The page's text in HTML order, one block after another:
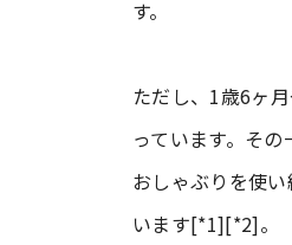
す。
ただし、1歳6ヶ
っています。そ
おしゃぶりを使
います[*1][*2]。